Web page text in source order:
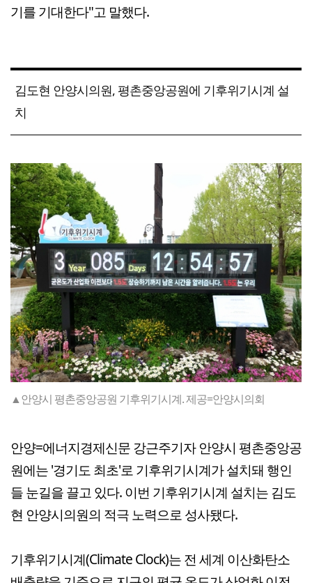
기를 기대한다"고 말했다.
김도현 안양시의원, 평촌중앙공원에 기후위기시계 설
치
▲안양시 평촌중앙공원 기후위기시계. 제공=안양시의회
안양=에너지경제신문 강근주기자 안양시 평촌중앙공
원에는 '경기도 최초'로 기후위기시계가 설치돼 행인
들 눈길을 끌고 있다. 이번 기후위기시계 설치는 김도
현 안양시의원의 적극 노력으로 성사됐다.
기후위기시계(Climate Clock)는 전 세계 이산화탄소